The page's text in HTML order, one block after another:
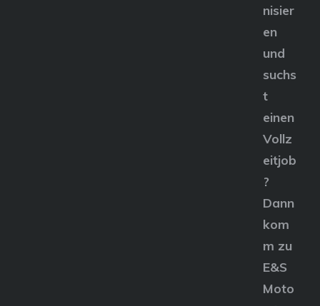
nisier
en
und
suchs
t
einen
Vollz
eitjob
?
Dann
kom
m zu
E&S
Moto